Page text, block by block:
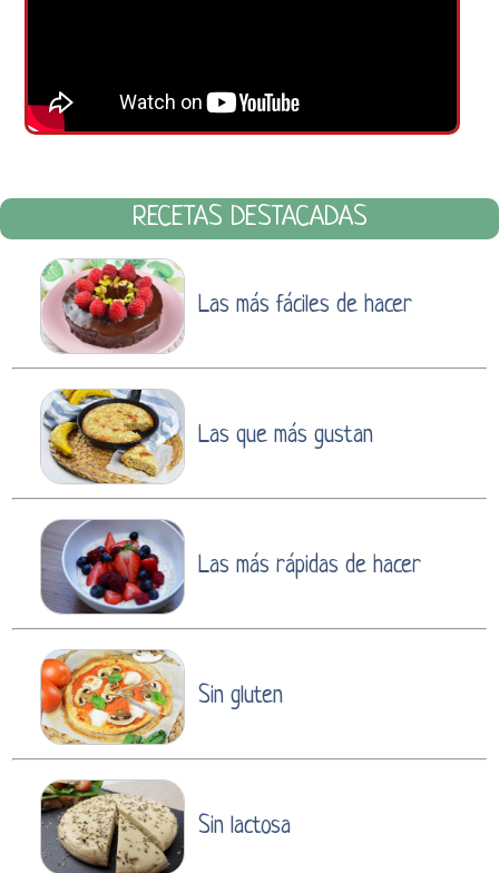
RECETAS DESTACADAS
Las más fáciles de hacer
Las que más gustan
Las más rápidas de hacer
Sin gluten
Sin lactosa